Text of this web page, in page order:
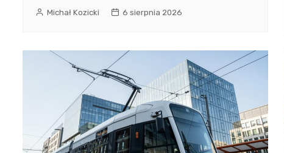
Michał Kozicki 6 sierpnia 2026